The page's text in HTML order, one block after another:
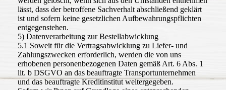
lässt, dass der betroffene Sachverhalt abschließend geklärt
ist und sofern keine gesetzlichen Aufbewahrungspflichten
entgegenstehen.
5) Datenverarbeitung zur Bestellabwicklung
5.1 Soweit für die Vertragsabwicklung zu Liefer- und
Zahlungszwecken erforderlich, werden die von uns
erhobenen personenbezogenen Daten gemäß Art. 6 Abs. 1
lit. b DSGVO an das beauftragte Transportunternehmen
und das beauftragte Kreditinstitut weitergegeben.